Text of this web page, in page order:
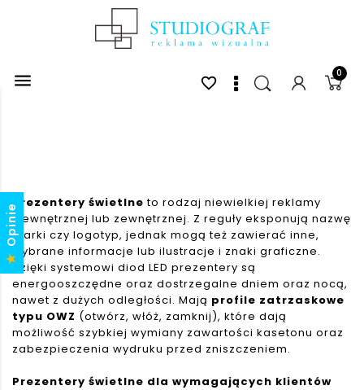
 0
favorite_border
Prezentery świetlne to rodzaj niewielkiej reklamy
wewnętrznej lub zewnętrznej. Z reguły eksponują nazwę
marki czy logotyp, jednak mogą też zawierać inne,
wybrane informacje lub ilustracje i znaki graficzne.
Dzięki systemowi diod LED prezentery są
energooszczędne oraz dostrzegalne dniem oraz nocą,
nawet z dużych odległości. Mają profile zatrzaskowe
typu OWZ (otwórz, włóż, zamknij), które dają
możliwość szybkiej wymiany zawartości kasetonu oraz
zabezpieczenia wydruku przed zniszczeniem.
Prezentery świetlne dla wymagających klientów
Opinie